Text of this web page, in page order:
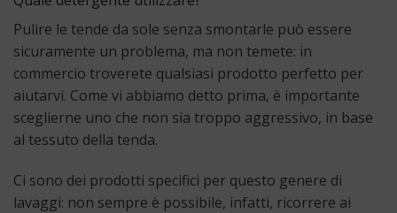
Pulire le tende da sole senza smontarle può essere
sicuramente un problema, ma non temete: in
commercio troverete qualsiasi prodotto perfetto per
aiutarvi. Come vi abbiamo detto prima, è importante
sceglierne uno che non sia troppo aggressivo, in base
al tessuto della tenda.
Ci sono dei prodotti specifici per questo genere di
lavaggi: non sempre è possibile, infatti, ricorrere ai